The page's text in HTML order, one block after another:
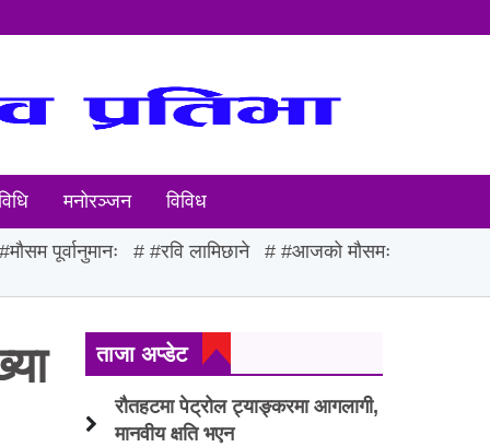
मनोरञ्जन विविध
#मौसम पूर्वानुमानः #रवि लामिछाने #आजको मौसमः
ताजा अप्डेट
रौतहटमा पेट्रोल ट्याङ्करमा आगलागी,
मानवीय क्षति भएन